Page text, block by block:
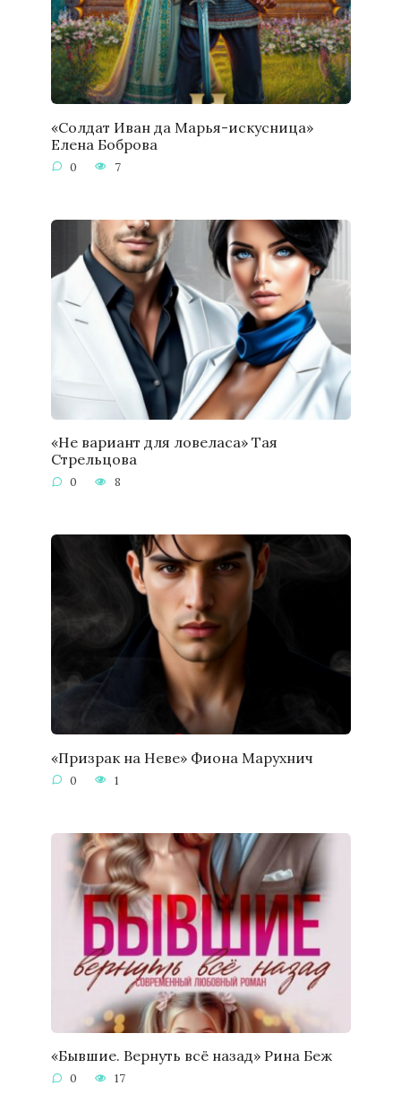
«Солдат Иван да Марья-искусница»
Елена Боброва
0 7
«Не вариант для ловеласа» Тая
Стрельцова
0 8
«Призрак на Неве» Фиона Марухнич
0 1
«Бывшие. Вернуть всё назад» Рина Беж
0 17